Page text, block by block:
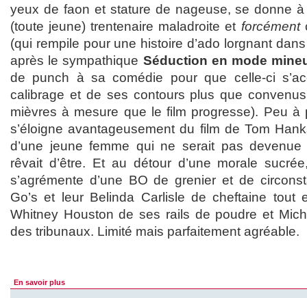
yeux de faon et stature de nageuse, se donne
(toute jeune) trentenaire maladroite et forcément
(qui rempile pour une histoire d’ado lorgnant
après le sympathique Séduction en mode
de punch à sa comédie pour que celle-ci
calibrage et de ses contours plus que
mièvres à mesure que le film progresse). Peu
s’éloigne avantageusement du film de Tom
d’une jeune femme qui ne serait pas devenue
rêvait d’être. Et au détour d’une morale
s’agrémente d’une BO de grenier et de
Go’s et leur Belinda Carlisle de cheftaine tout
Whitney Houston de ses rails de poudre et
des tribunaux. Limité mais parfaitement agréable.
En savoir plus